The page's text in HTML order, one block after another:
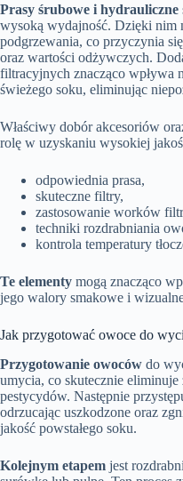
Prasy śrubowe i hydrauliczne
wysoką wydajność. Dzięki nim
podgrzewania, co przyczynia
oraz wartości odżywczych.
filtracyjnych znacząco wpływa
świeżego soku, eliminując
Właściwy dobór akcesoriów
rolę w uzyskaniu wysokiej
odpowiednia prasa,
skuteczne filtry,
zastosowanie worków
techniki rozdrabniania
kontrola temperatury
Te elementy mogą znacząco
jego walory smakowe i
Jak przygotować owoce do
Przygotowanie owoców do
umycia, co skutecznie eliminuje
pestycydów. Następnie
odrzucając uszkodzone oraz
jakość powstałego soku.
Kolejnym etapem jest